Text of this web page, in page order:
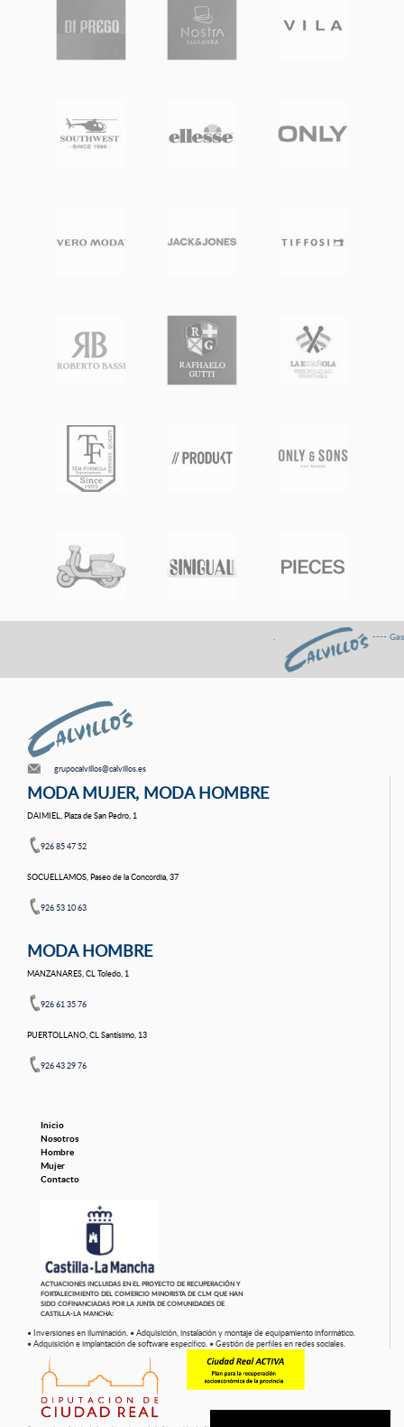
. ---- Gastos de envÍo
grupocalvillos@calvillos.es
MODA MUJER, MODA HOMBRE
DAIMIEL, Plaza de San Pedro, 1
926 85 47 52
SOCUELLAMOS, Paseo de la Concordia, 37
926 53 10 63
MODA HOMBRE
MANZANARES, CL Toledo, 1
926 61 35 76
PUERTOLLANO, CL Santísimo, 13
926 43 29 76
Inicio
Nosotros
Hombre
Mujer
Contacto
ACTUACIONES INCLUIDAS EN EL PROYECTO DE RECUPERACIÓN Y
FORTALECIMIENTO DEL COMERCIO MINORISTA DE CLM QUE HAN
SIDO COFINANCIADAS POR LA JUNTA DE COMUNIDADES DE
CASTILLA-LA MANCHA:
• Inversiones en iluminación. • Adquisición, instalación y montaje de equipamiento informático.
• Adquisición e implantación de software específico. • Gestión de perfiles en redes sociales.